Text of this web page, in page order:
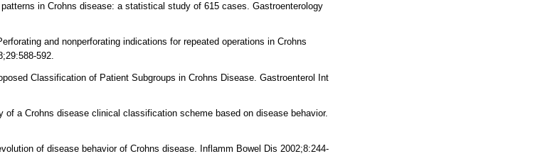
in Crohns disease: a statistical study of 615 cases. Gastroenterology
and nonperforating indications for repeated operations in Crohns
592.
Classification of Patient Subgroups in Crohns Disease. Gastroenterol Int
a Crohns disease clinical classification scheme based on disease behavior.
of disease behavior of Crohns disease. Inflamm Bowel Dis 2002;8:244-